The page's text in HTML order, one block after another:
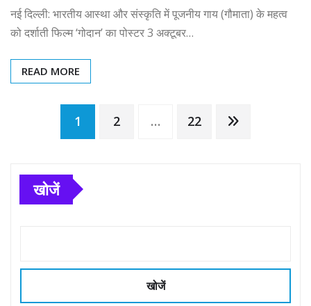
नई दिल्ली: भारतीय आस्था और संस्कृति में पूजनीय गाय (गौमाता) के महत्व
को दर्शाती फिल्म ‘गोदान’ का पोस्टर 3 अक्टूबर…
READ MORE
Posts
pagination
1 2 … 22
खोजें
खोजें